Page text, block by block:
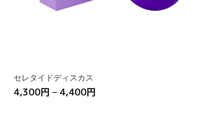
セレタイドディスカス
4,300円 – 4,400円